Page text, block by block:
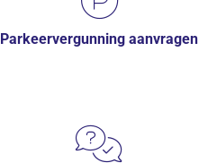
Parkeervergunning aanvragen